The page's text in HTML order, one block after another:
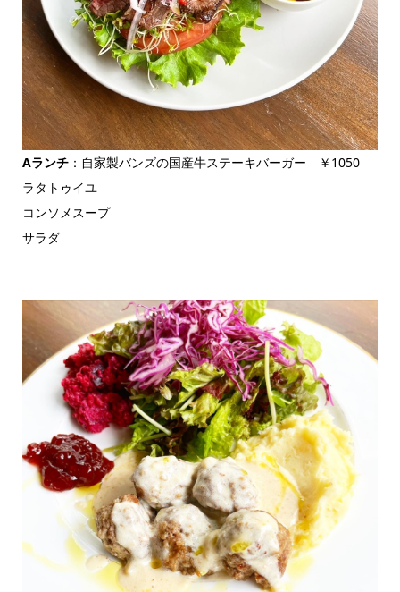
Aランチ：自家製バンズの国産牛ステーキバーガー ￥1050
ラタトゥイユ
コンソメスープ
サラダ